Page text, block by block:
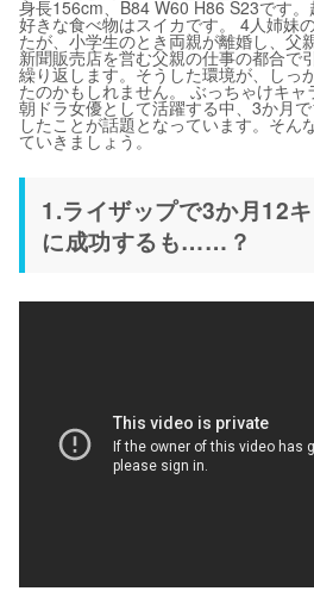
身長156cm、B84 W60 H86 S23です。
好きな食べ物はスイカです。 4人姉妹
たが、小学生のとき両親が離婚し、父
新聞販売店を営む父親の仕事の都合で
繰り返します。そうした環境が、しっ
たのかもしれません。 ぶっちゃけキャ
朝ドラ女優として活躍する中、3か月
したことが話題となっています。そん
ていきましょう。
1.ライザップで3か月12
に成功するも……？